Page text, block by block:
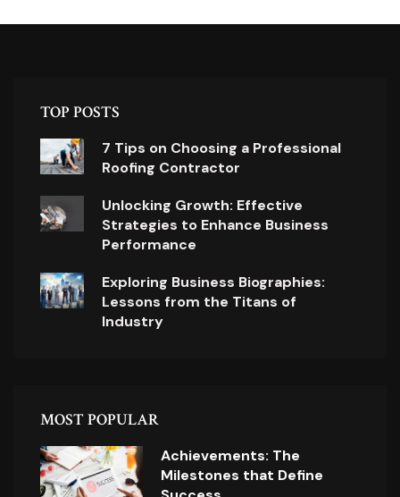
TOP POSTS
7 Tips on Choosing a Professional
Roofing Contractor
Unlocking Growth: Effective
Strategies to Enhance Business
Performance
Exploring Business Biographies:
Lessons from the Titans of
Industry
MOST POPULAR
Achievements: The
Milestones that Define